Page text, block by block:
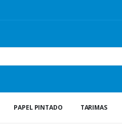
PAPEL PINTADO TARIMAS